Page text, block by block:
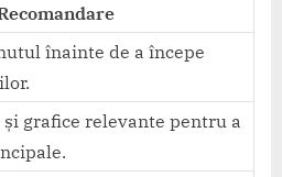
înainte de a începe
grafice relevante pentru a